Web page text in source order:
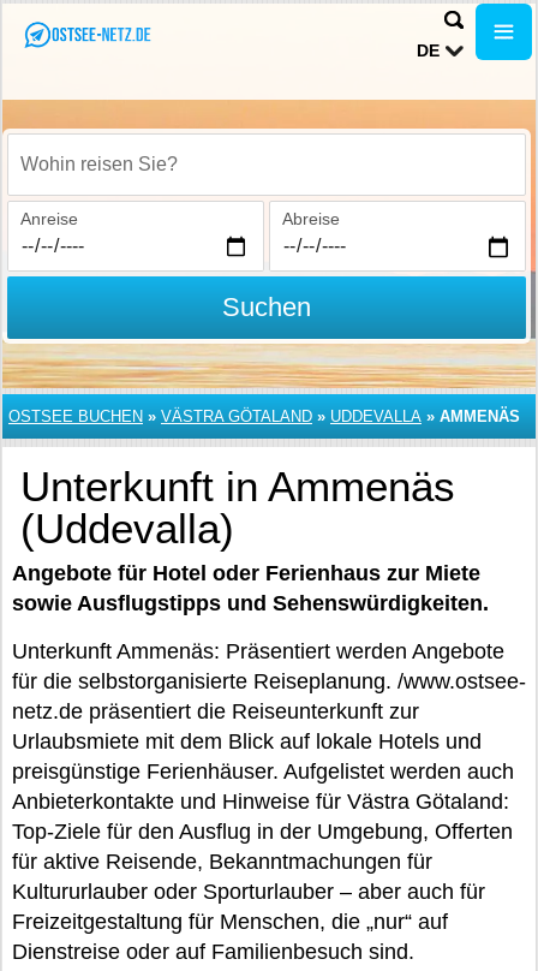
DE
Wohin reisen Sie?
Anreise Abreise
Suchen
OSTSEE BUCHEN » VÄSTRA GÖTALAND » UDDEVALLA » AMMENÄS
Unterkunft in Ammenäs
(Uddevalla)
Angebote für Hotel oder Ferienhaus zur Miete
sowie Ausflugstipps und Sehenswürdigkeiten.
Unterkunft Ammenäs: Präsentiert werden Angebote
für die selbstorganisierte Reiseplanung. /www.ostsee-
netz.de präsentiert die Reiseunterkunft zur
Urlaubsmiete mit dem Blick auf lokale Hotels und
preisgünstige Ferienhäuser. Aufgelistet werden auch
Anbieterkontakte und Hinweise für Västra Götaland:
Top-Ziele für den Ausflug in der Umgebung, Offerten
für aktive Reisende, Bekanntmachungen für
Kultururlauber oder Sporturlauber – aber auch für
Freizeitgestaltung für Menschen, die „nur“ auf
Dienstreise oder auf Familienbesuch sind.